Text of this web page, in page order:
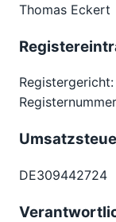
Thomas Eckert
DE309442724